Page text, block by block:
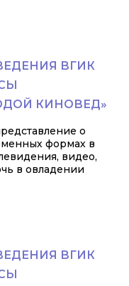
ВГИК
КИНОВЕД»
о
формах в
видео,
в овладении
ВГИК